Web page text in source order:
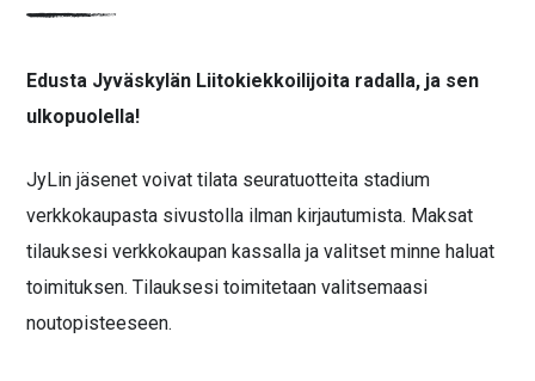
Edusta Jyväskylän Liitokiekkoilijoita radalla, ja sen
ulkopuolella!
JyLin jäsenet voivat tilata seuratuotteita stadium
verkkokaupasta sivustolla ilman kirjautumista. Maksat
tilauksesi verkkokaupan kassalla ja valitset minne haluat
toimituksen. Tilauksesi toimitetaan valitsemaasi
noutopisteeseen.